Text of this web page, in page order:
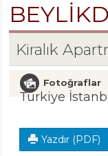
Kiralık
Fotoğraflar
Türkiye
Yazdır (PDF)